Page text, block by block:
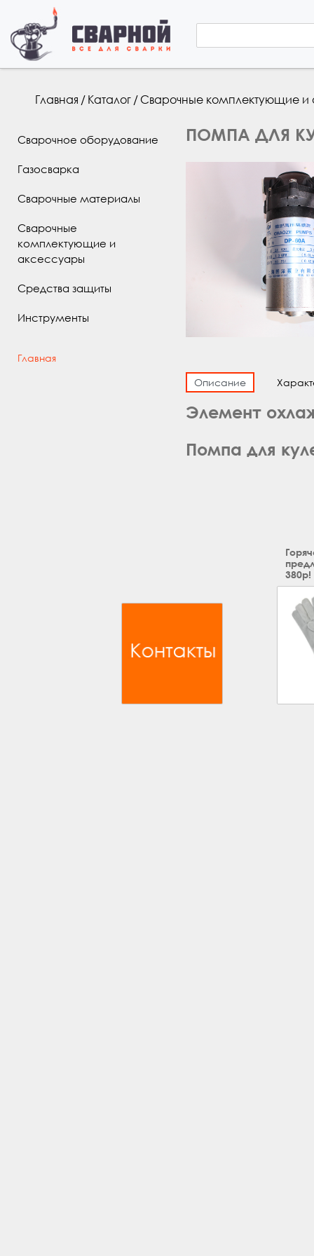
Вы здесь
Главная /Каталог/Сварочные комплектующие и
Сварочное оборудование
Газосварка
Сварочные материалы
Сварочные
комплектующие и
аксессуары
Средства защиты
Инструменты
Главная
ПОМПА ДЛЯ
Описание
Элемент
Помпа для
380р!